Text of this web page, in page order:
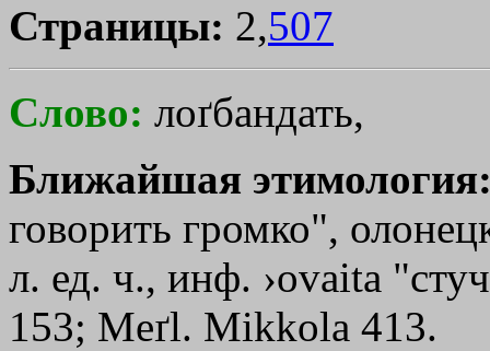
Страницы: 2,507
Слово: лоґбандать,
Ближайшая
говорить громко",
л. ед. ч., инф. ›ovaita
153; Мeґl. Мikkola 413.